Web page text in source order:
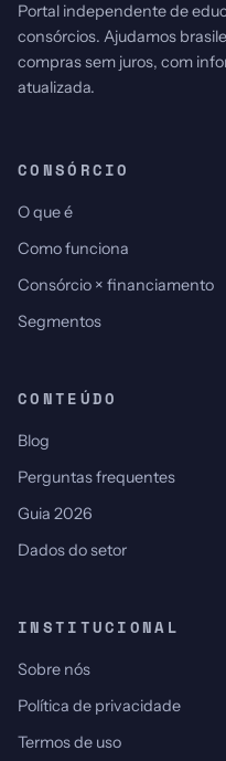
Portal independente de
consórcios. Ajudamos
compras sem juros, com
atualizada.
CONSÓRCIO
O que é
Como funciona
Consórcio × financiamento
Segmentos
CONTEÚDO
Blog
Perguntas frequentes
Guia 2026
Dados do setor
INSTITUCIONAL
Sobre nós
Política de privacidade
Termos de uso